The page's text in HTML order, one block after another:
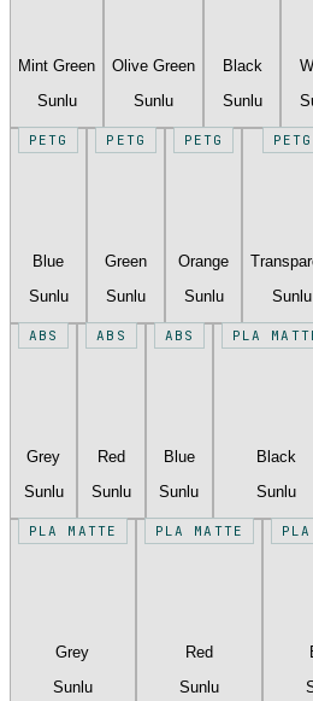
Mint Green
Sunlu
Olive Green
Sunlu
Black
Sunlu
PETG
Blue
Sunlu
PETG
Green
Sunlu
PETG
Orange
Sunlu
PETG
Sunlu
ABS
Grey
Sunlu
ABS
Red
Sunlu
ABS
Blue
Sunlu
PLA
Black
Sunlu
PLA MATTE
Grey
Sunlu
PLA MATTE
Red
Sunlu